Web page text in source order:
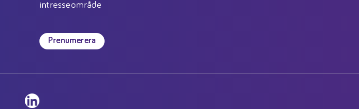
intresseområde
Prenumerera